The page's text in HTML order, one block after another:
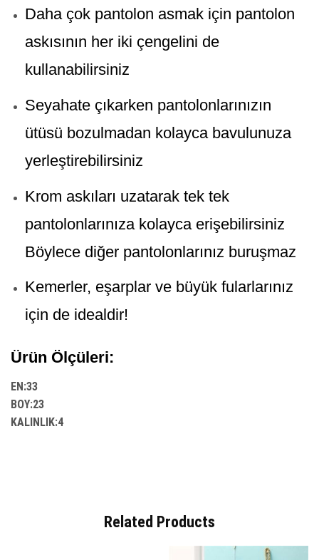
Daha çok pantolon asmak için pantolon
askısının her iki çengelini de
kullanabilirsiniz
Seyahate çıkarken pantolonlarınızın
ütüsü bozulmadan kolayca bavulunuza
yerleştirebilirsiniz
Krom askıları uzatarak tek tek
pantolonlarınıza kolayca erişebilirsiniz
Böylece diğer pantolonlarınız buruşmaz
Kemerler, eşarplar ve büyük fularlarınız
için de idealdir!
Ürün Ölçüleri:
EN:33
BOY:23
KALINLIK:4
Related Products